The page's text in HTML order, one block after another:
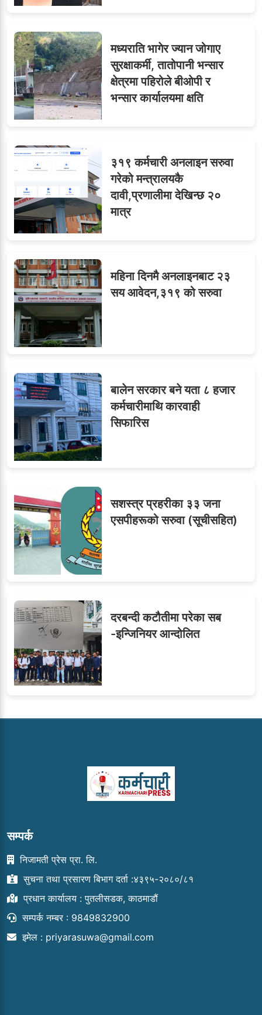
९कर्मचारीलाई सास्ती : ८५
जनाको नास्ता, ७० जनाको
डिनर, २०० जनाको खानाको
बिल कसले तिर्छ?
मध्यराति भागेर ज्यान जोगाए
सुरक्षाकर्मी, तातोपानी भन्सार
क्षेत्रमा पहिरोले बीओपी र
भन्सार कार्यालयमा क्षति
३१९ कर्मचारी अनलाइन सरुवा
गरेको मन्त्रालयकै
दावी,प्रणालीमा देखिन्छ २०
मात्र
महिना दिनमै अनलाइनबाट २३
सय आवेदन,३१९ को सरुवा
बालेन सरकार बने यता ८ हजार
कर्मचारीमाथि कारवाही
सिफारिस
सशस्त्र प्रहरीका ३३ जना
एसपीहरूको सरुवा (सूचीसहित)
दरबन्दी कटौतीमा परेका सब
-इन्जिनियर आन्दोलित
सम्पर्क
निजामती प्रेस प्रा. लि.
सुचना तथा प्रसारण बिभाग दर्ता :४३९५-२०८०/८१
प्रधान कार्यालय : पुतलीसडक, काठमाडौं
सम्पर्क नम्बर : 9849832900
इमेल : priyarasuwa@gmail.com